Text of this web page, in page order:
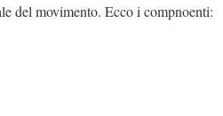
del movimento. Ecco i compnoenti: